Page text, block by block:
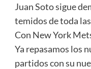
Juan Soto sigue
temidos de toda
Con New York
Ya repasamos los
partidos con su